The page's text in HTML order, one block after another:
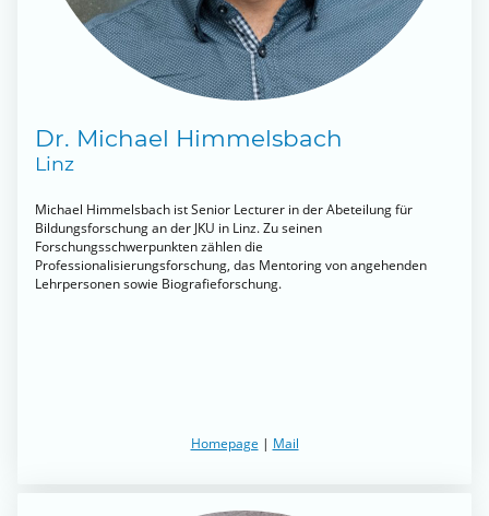
Dr. Michael Himmelsbach
Linz
Michael Himmelsbach ist Senior Lecturer in der Abeteilung für
Bildungsforschung an der JKU in Linz. Zu seinen
Forschungsschwerpunkten zählen die
Professionalisierungsforschung, das Mentoring von angehenden
Lehrpersonen sowie Biografieforschung.
Homepage | Mail